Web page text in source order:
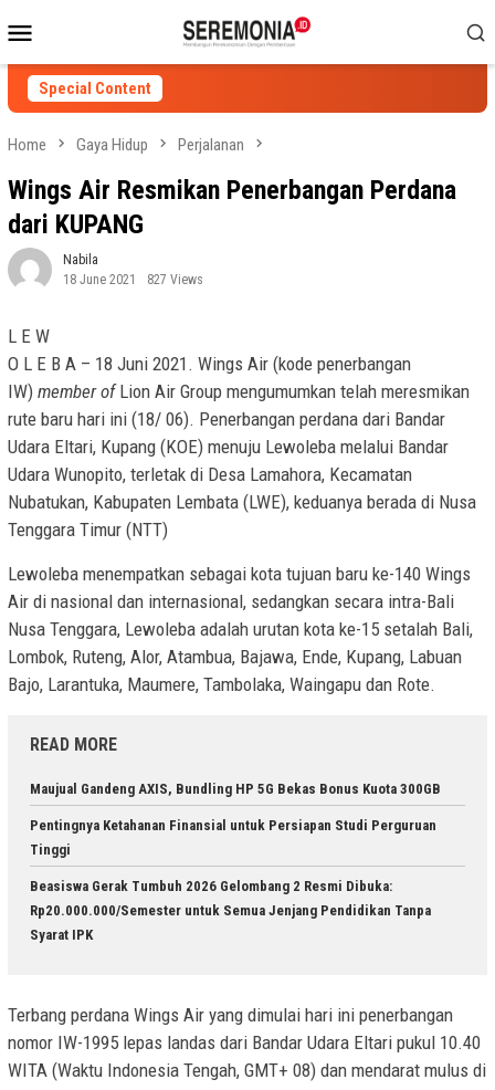
to
contentMenu
Special Content
Home Gaya Hidup Perjalanan
Wings Air Resmikan Penerbangan Perdana
dari KUPANG
Nabila
18 June 2021
827 Views
L E W
O L E B A – 18 Juni 2021. Wings Air (kode penerbangan
IW) member ofLion Air Group mengumumkan telah meresmikan
rute baru hari ini (18/ 06). Penerbangan perdana dari Bandar
Udara Eltari, Kupang (KOE) menuju Lewoleba melalui Bandar
Udara Wunopito, terletak di Desa Lamahora, Kecamatan
Nubatukan, Kabupaten Lembata (LWE), keduanya berada di Nusa
Tenggara Timur (NTT)
Lewoleba menempatkan sebagai kota tujuan baru ke-140 Wings
Air di nasional dan internasional, sedangkan secara intra-Bali
Nusa Tenggara, Lewoleba adalah urutan kota ke-15 setalah Bali,
Lombok, Ruteng, Alor, Atambua, Bajawa, Ende, Kupang, Labuan
Bajo, Larantuka, Maumere, Tambolaka, Waingapu dan Rote.
READ MORE
Maujual Gandeng AXIS, Bundling HP 5G Bekas Bonus Kuota 300GB
Pentingnya Ketahanan Finansial untuk Persiapan Studi Perguruan
Tinggi
Beasiswa Gerak Tumbuh 2026 Gelombang 2 Resmi Dibuka:
Rp20.000.000/Semester untuk Semua Jenjang Pendidikan Tanpa
Syarat IPK
Terbang perdana Wings Air yang dimulai hari ini penerbangan
nomor IW-1995 lepas landas dari Bandar Udara Eltari pukul 10.40
WITA (Waktu Indonesia Tengah, GMT+ 08) dan mendarat mulus di